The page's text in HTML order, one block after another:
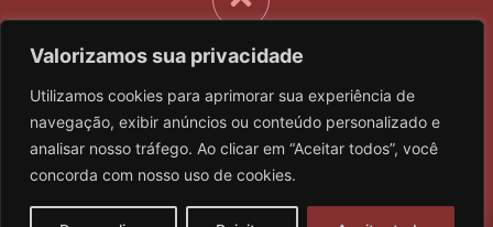
Valorizamos sua privacidade
Utilizamos cookies para aprimorar sua experiência de
navegação, exibir anúncios ou conteúdo personalizado e
analisar nosso tráfego. Ao clicar em “Aceitar todos”, você
concorda com nosso uso de cookies.
Agência Alfa – Publicidade Digital
Copyright © 2026
Todos os direitos reservados
Trabalhando com tecnologia desde 2004
Converse comigo!